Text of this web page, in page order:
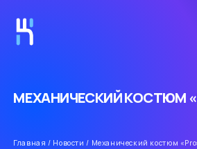
МЕХАНИЧЕСКИЙ КОСТЮМ
Главная / Новости / Механический костюм